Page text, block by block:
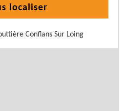
localiser
Conflans Sur Loing